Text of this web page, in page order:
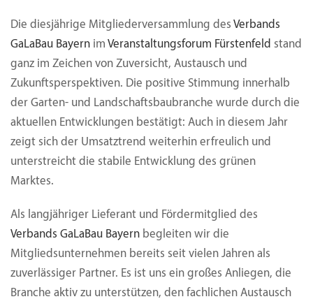
Die diesjährige Mitgliederversammlung des Verbands
GaLaBau Bayern im Veranstaltungsforum Fürstenfeld stand
ganz im Zeichen von Zuversicht, Austausch und
Zukunftsperspektiven. Die positive Stimmung innerhalb
der Garten- und Landschaftsbaubranche wurde durch die
aktuellen Entwicklungen bestätigt: Auch in diesem Jahr
zeigt sich der Umsatztrend weiterhin erfreulich und
unterstreicht die stabile Entwicklung des grünen
Marktes.
Als langjähriger Lieferant und Fördermitglied des
Verbands GaLaBau Bayern begleiten wir die
Mitgliedsunternehmen bereits seit vielen Jahren als
zuverlässiger Partner. Es ist uns ein großes Anliegen, die
Branche aktiv zu unterstützen, den fachlichen Austausch